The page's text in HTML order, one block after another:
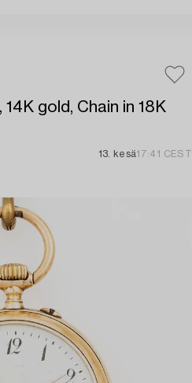
gold, Chain in 18K
13. kesä17:41 CEST